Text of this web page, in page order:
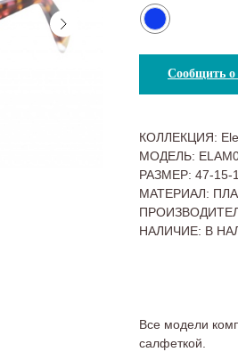
Сообщить о
КОЛЛЕКЦИЯ:
МОДЕЛЬ:
РАЗМЕР: 47-15-
МАТЕРИАЛ:
НАЛИЧИЕ: В
Все модели
салфеткой.